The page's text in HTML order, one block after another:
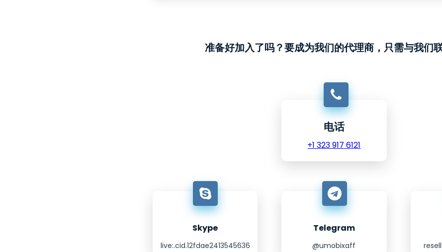
准备好加入了吗？要成为我们的代理商，只需与我们
电话
+1 323 917 6121
Skype
live:.cid.12fdae2413545636
Telegram
@umobixaff